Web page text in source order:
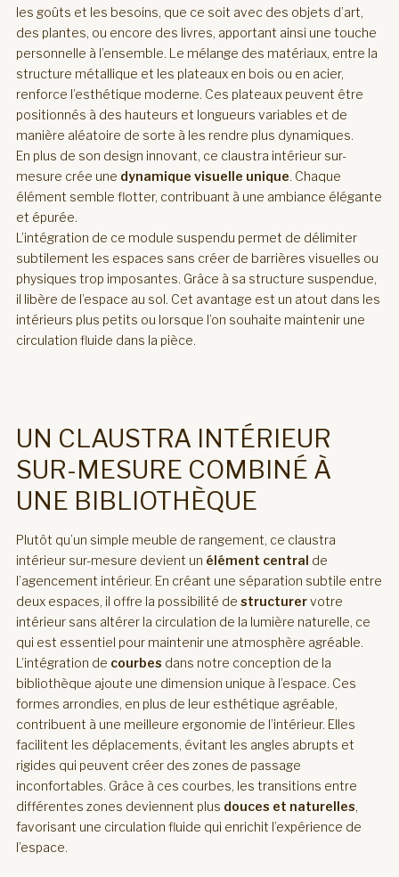
les goûts et les besoins, que ce soit avec des objets d’art,
des plantes, ou encore des livres, apportant ainsi une touche
personnelle à l’ensemble. Le mélange des matériaux, entre la
structure métallique et les plateaux en bois ou en acier,
renforce l’esthétique moderne. Ces plateaux peuvent être
positionnés à des hauteurs et longueurs variables et de
manière aléatoire de sorte à les rendre plus dynamiques.
En plus de son design innovant, ce claustra intérieur sur-
mesure crée une dynamique visuelle unique. Chaque
élément semble flotter, contribuant à une ambiance élégante
et épurée.
L’intégration de ce module suspendu permet de délimiter
subtilement les espaces sans créer de barrières visuelles ou
physiques trop imposantes. Grâce à sa structure suspendue,
il libère de l’espace au sol. Cet avantage est un atout dans les
intérieurs plus petits ou lorsque l’on souhaite maintenir une
circulation fluide dans la pièce.
UN CLAUSTRA INTÉRIEUR
SUR-MESURE COMBINÉ À
UNE BIBLIOTHÈQUE
Plutôt qu’un simple meuble de rangement, ce claustra
intérieur sur-mesure devient un élément central de
l’agencement intérieur. En créant une séparation subtile entre
deux espaces, il offre la possibilité de structurervotre
intérieur sans altérer la circulation de la lumière naturelle, ce
qui est essentiel pour maintenir une atmosphère agréable.
L’intégration de courbes dans notre conception de la
bibliothèque ajoute une dimension unique à l’espace. Ces
formes arrondies, en plus de leur esthétique agréable,
contribuent à une meilleure ergonomie de l’intérieur. Elles
facilitent les déplacements, évitant les angles abrupts et
rigides qui peuvent créer des zones de passage
inconfortables. Grâce à ces courbes, les transitions entre
différentes zones deviennent plus douces et naturelles,
favorisant une circulation fluide qui enrichit l’expérience de
l’espace.